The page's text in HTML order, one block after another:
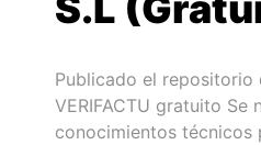
Publicado el
VERIFACTU gratuito Se
conocimientos técnicos